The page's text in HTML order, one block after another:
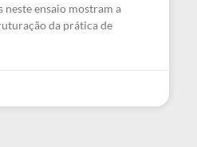
ensaio mostram a
da prática de